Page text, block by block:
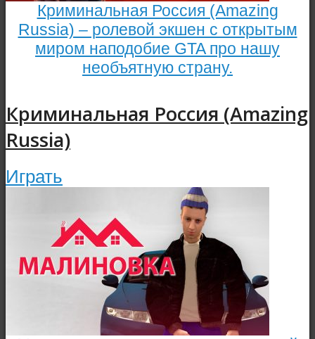
Криминальная Россия (Amazing
Russia) – ролевой экшен с открытым
миром наподобие GTA про нашу
необъятную страну.
Криминальная Россия (Amazing
Russia)
Играть